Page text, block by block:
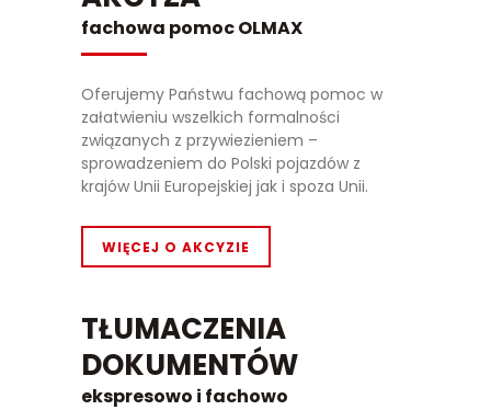
fachowa pomoc OLMAX
Oferujemy Państwu fachową pomoc w
załatwieniu wszelkich formalności
związanych z przywiezieniem –
sprowadzeniem do Polski pojazdów z
krajów Unii Europejskiej jak i spoza Unii.
WIĘCEJ O AKCYZIE
TŁUMACZENIA
DOKUMENTÓW
ekspresowo i fachowo